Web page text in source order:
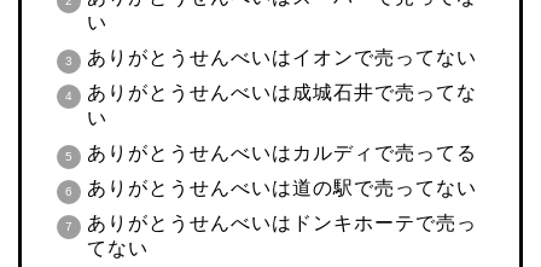
い
ありがとうせんべいはイオンで売ってない
ありがとうせんべいは成城石井で売ってな
い
ありがとうせんべいはカルディで売ってる
ありがとうせんべいは道の駅で売ってない
ありがとうせんべいはドンキホーテで売っ
てない